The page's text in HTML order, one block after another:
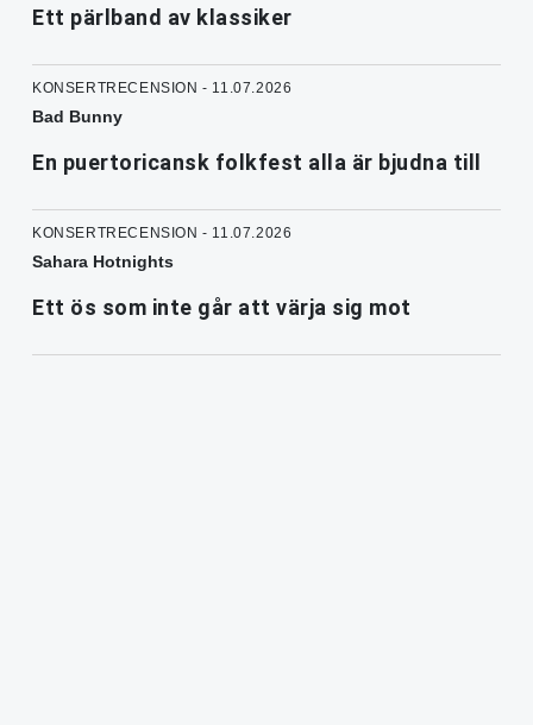
Ett pärlband av klassiker
KONSERTRECENSION - 11.07.2026
Bad Bunny
En puertoricansk folkfest alla är bjudna till
KONSERTRECENSION - 11.07.2026
Sahara Hotnights
Ett ös som inte går att värja sig mot